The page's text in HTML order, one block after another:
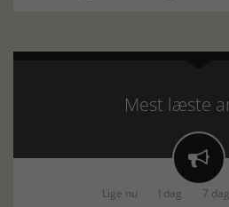
Mest læste

Lige nu I dag 7